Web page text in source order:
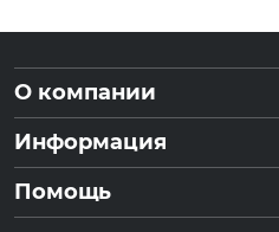
О компании
Информация
Помощь